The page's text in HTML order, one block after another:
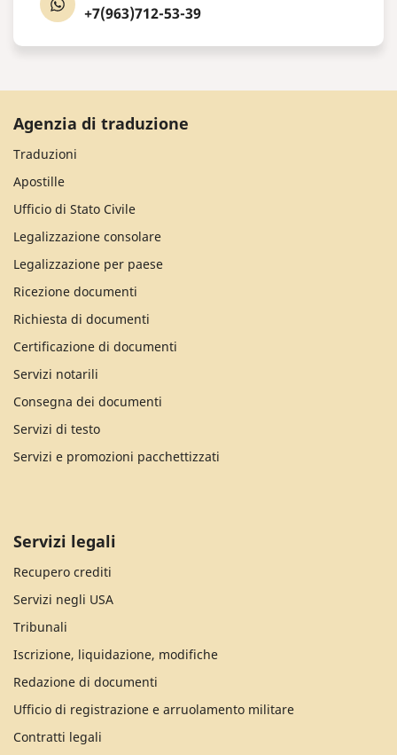
+7(963)712-53-39
Agenzia di traduzione
Traduzioni
Apostille
Ufficio di Stato Civile
Legalizzazione consolare
Legalizzazione per paese
Ricezione documenti
Richiesta di documenti
Certificazione di documenti
Servizi notarili
Consegna dei documenti
Servizi di testo
Servizi e promozioni pacchettizzati
Servizi legali
Recupero crediti
Servizi negli USA
Tribunali
Iscrizione, liquidazione, modifiche
Redazione di documenti
Ufficio di registrazione e arruolamento militare
Contratti legali